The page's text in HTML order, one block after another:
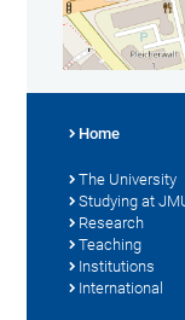
Home
The University
Studying at
Research
Teaching
Institutions
International